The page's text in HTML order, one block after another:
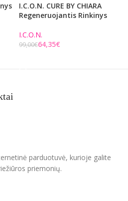
I.C.O.N. CURE BY CHIARA
Regeneruojantis Rinkinys
I.C.O.N.
99,00€64,35€
parduotuvė, kurioje galite
priemonių.